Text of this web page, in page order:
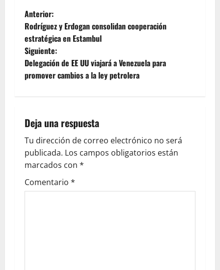
Anterior:
Rodríguez y Erdogan consolidan cooperación
estratégica en Estambul
Siguiente:
Delegación de EE UU viajará a Venezuela para
promover cambios a la ley petrolera
Deja una respuesta
Tu dirección de correo electrónico no será
publicada. Los campos obligatorios están
marcados con *
Comentario *